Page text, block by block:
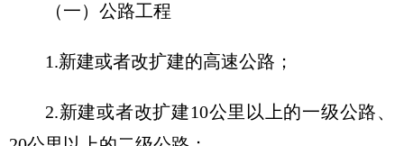
（一）公路工程
1.新建或者改扩建的高速公路；
2.新建或者改扩建10公里以上的一级公路、